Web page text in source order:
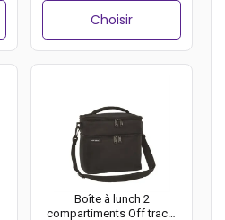
Choisir
Boîte à lunch 2
compartiments Off track,